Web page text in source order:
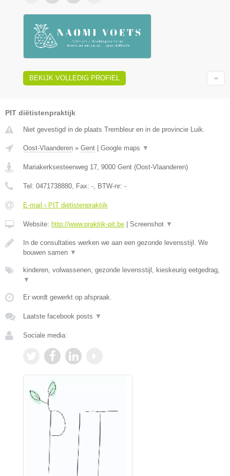
BEKIJK VOLLEDIG PROFIEL
PIT diëtistenpraktijk
Niet gevestigd in de plaats Trembleur en in de provincie Luik.
Oost-Vlaanderen » Gent Google maps ▼
Mariakerksesteenweg 17, 9000 Gent (Oost-Vlaanderen)
Tel: 0471738880, Fax: -, BTW-nr: -
E-mail › PIT diëtistenpraktijk
Website: http://www.praktijk-pit.be Screenshot ▼
In de consultaties werken we aan een gezonde levensstijl. We
bouwen samen ▼
kinderen, volwassenen, gezonde levensstijl, kieskeurig eetgedrag,
▼
Er wordt gewerkt op afspraak.
Laatste facebook posts ▼
Sociale media: